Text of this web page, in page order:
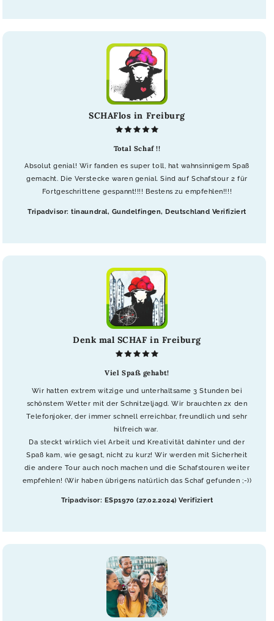
SCHAFlos in Freiburg
Total Schaf !!
Absolut genial! Wir fanden es super toll, hat wahnsinnigem Spaß
gemacht. Die Verstecke waren genial. Sind auf Schafstour 2 für
Fortgeschrittene gespannt!!!! Bestens zu empfehlen!!!!
Tripadvisor: tinaundral, Gundelfingen, Deutschland Verifiziert
Denk mal SCHAF in Freiburg
Viel Spaß gehabt!
Wir hatten extrem witzige und unterhaltsame 3 Stunden bei
schönstem Wetter mit der Schnitzeljagd. Wir brauchten 2x den
Telefonjoker, der immer schnell erreichbar, freundlich und sehr
hilfreich war.
Da steckt wirklich viel Arbeit und Kreativität dahinter und der
Spaß kam, wie gesagt, nicht zu kurz! Wir werden mit Sicherheit
die andere Tour auch noch machen und die Schafstouren weiter
empfehlen! (Wir haben übrigens natürlich das Schaf gefunden ;-))
Tripadvisor: ESp1970 (27.02.2024) Verifiziert